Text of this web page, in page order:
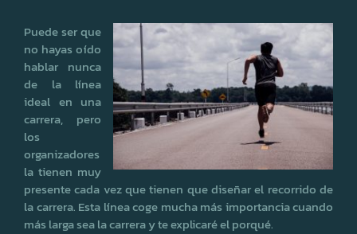
Puede ser que
no hayas oído
hablar nunca
de la línea
ideal en una
carrera, pero
los
organizadores
la tienen muy
presente cada vez que tienen que diseñar el recorrido de
la carrera. Esta línea coge mucha más importancia cuando
más larga sea la carrera y te explicaré el porqué.